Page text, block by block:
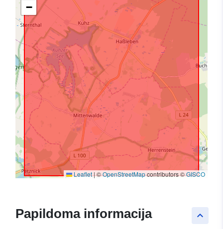
−
Leaflet|©OpenStreetMapcontributors ©GISCO
keyboard_arrow_up
Papildoma informacija